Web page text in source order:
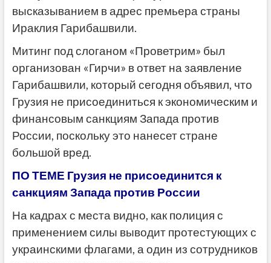
высказыванием в адрес премьера страны
Ираклия Гарибашвили.
Митинг под слоганом «Проветрим» был
организован «Гирчи» в ответ на заявление
Гарибашвили, который сегодня объявил, что
Грузия не присоединиться к экономическим и
финансовым санкциям Запада против
России, поскольку это нанесет стране
большой вред.
ПО ТЕМЕ Грузия не присоединится к
санкциям Запада против России
На кадрах с места видно, как полиция с
применением силы выводит протестующих с
украинскими флагами, а один из сотрудников